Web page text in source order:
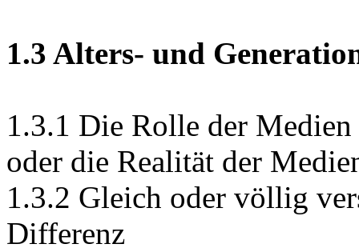
1.3 Alters- und
1.3.1 Die Rolle der
oder die Realität der
1.3.2 Gleich oder völlig
Differenz